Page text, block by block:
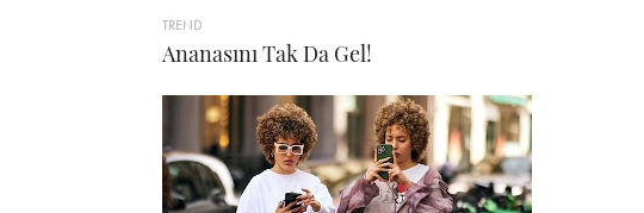
TREND
Ananasını Tak Da Gel!